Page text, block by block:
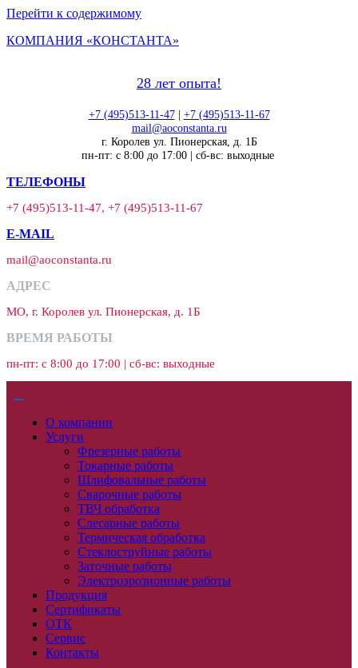
Перейти к содержимому
КОМПАНИЯ «КОНСТАНТА»
28 лет опыта!
+7 (495)513-11-47| +7 (495)513-11-67
mail@aoconstanta.ru
г. Королев ул. Пионерская, д. 1Б
пн-пт: с 8:00 до 17:00 | сб-вс: выходные
ТЕЛЕФОНЫ
+7 (495)513-11-47, +7 (495)513-11-67
E-MAIL
mail@aoconstanta.ru
АДРЕС
МО, г. Королев ул. Пионерская, д. 1Б
ВРЕМЯ РАБОТЫ
пн-пт: с 8:00 до 17:00 | сб-вс: выходные
О компании
Услуги
Фрезерные работы
Токарные работы
Шлифовальные работы
Сварочные работы
ТВЧ обработка
Слесарные работы
Термическая обработка
Стеклоструйные работы
Заточные работы
Электроэрозионные работы
Продукция
Сертификаты
ОТК
Сервис
Контакты